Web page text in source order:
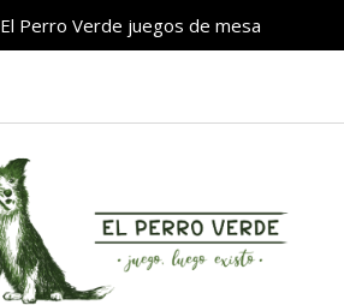
El Perro Verde juegos de mesa